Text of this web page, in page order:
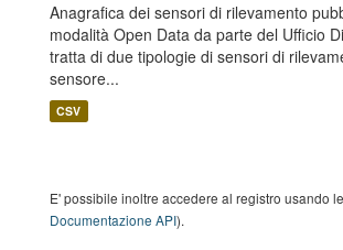
Anagrafica dei sensori di rilevamento
modalità Open Data da parte del Ufficio
tratta di due tipologie di sensori di
sensore...
CSV
E' possibile inoltre accedere al registro usando le
Documentazione API).